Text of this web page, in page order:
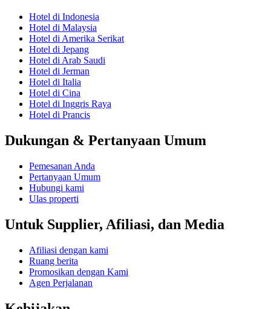
Hotel di Indonesia
Hotel di Malaysia
Hotel di Amerika Serikat
Hotel di Jepang
Hotel di Arab Saudi
Hotel di Jerman
Hotel di Italia
Hotel di Cina
Hotel di Inggris Raya
Hotel di Prancis
Dukungan & Pertanyaan Umum
Pemesanan Anda
Pertanyaan Umum
Hubungi kami
Ulas properti
Untuk Supplier, Afiliasi, dan Media
Afiliasi dengan kami
Ruang berita
Promosikan dengan Kami
Agen Perjalanan